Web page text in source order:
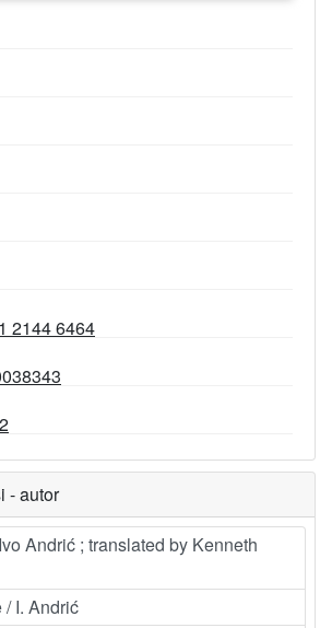
2144 6464
- autor
Andrić ; translated by Kenneth
I. Andrić